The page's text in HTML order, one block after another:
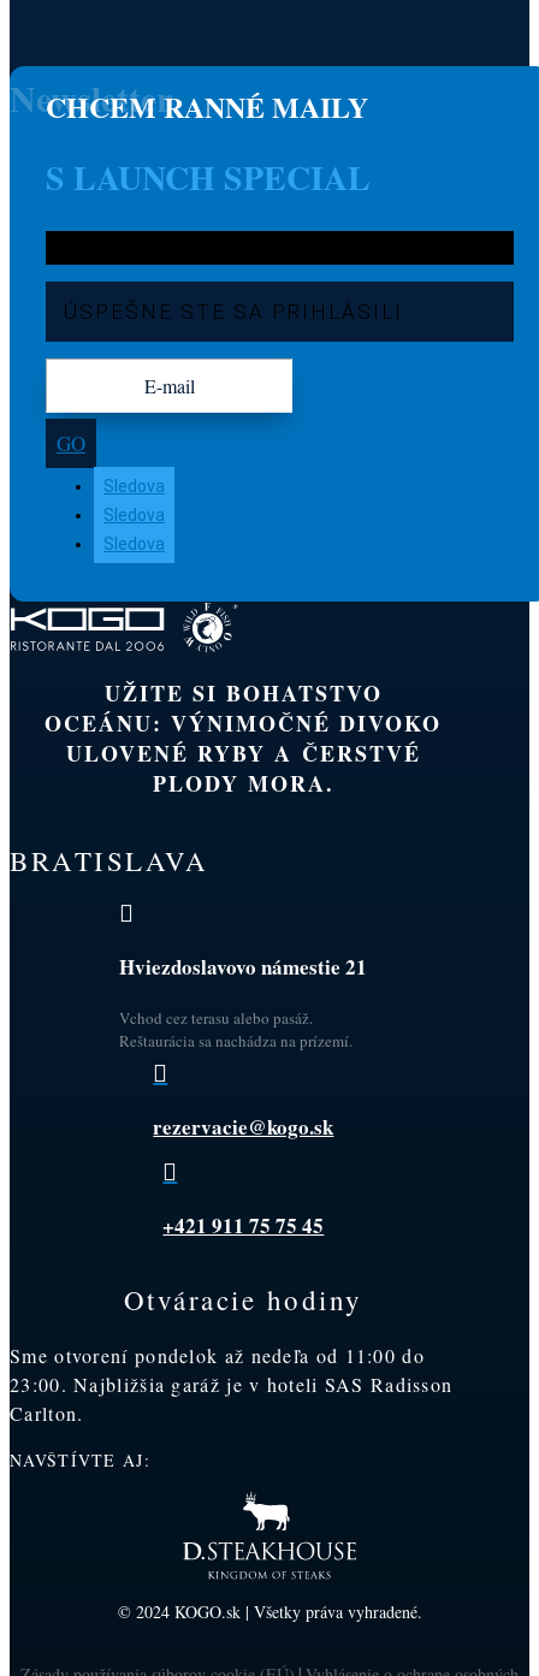
CHCEM RANNÉ MAILY
S LAUNCH SPECIAL
Newsletter
ÚSPEŠNE STE SA PRIHLÁSILI
GO
Sledova
Sledova
Sledova
UŽITE SI BOHATSTVO
OCEÁNU: VÝNIMOČNÉ DIVOKO
ULOVENÉ RYBY A ČERSTVÉ
PLODY MORA.
BRATISLAVA

Hviezdoslavovo námestie 21
Vchod cez terasu alebo pasáž.
Reštaurácia sa nachádza na prízemí.

rezervacie@kogo.sk

+421 911 75 75 45
Otváracie hodiny
Sme otvorení pondelok až nedeľa od 11:00 do
23:00. Najbližšia garáž je v hoteli SAS Radisson
Carlton.
NAVŠTÍVTE AJ:
© 2024 KOGO.sk | Všetky práva vyhradené.